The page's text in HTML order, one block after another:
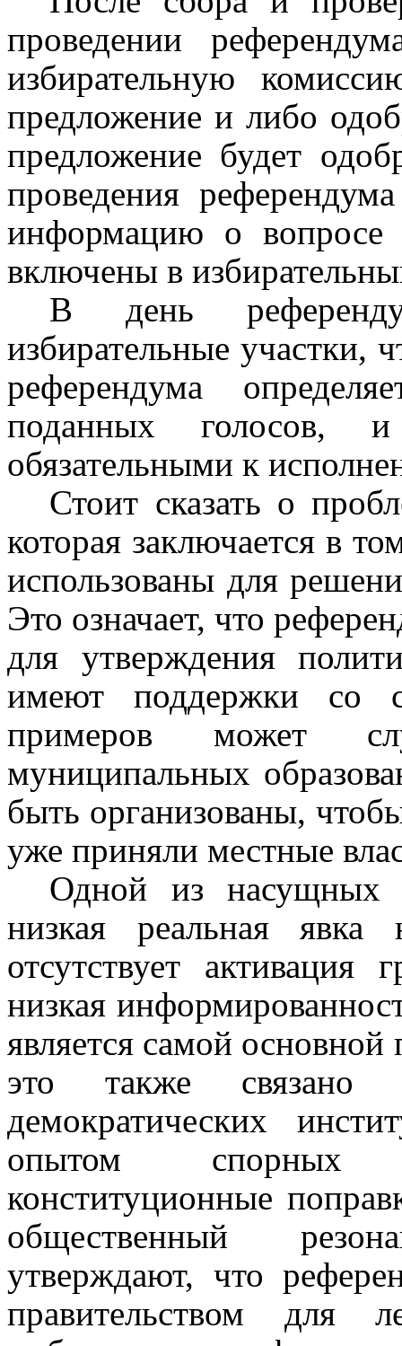
проведении
избирательную
предложение и либо
предложение будет
проведения
информацию о вопросе
включены в
В день
избирательные участки,
референдума
поданных голосов, и
обязательными к
Стоит сказать о
которая заключается в
использованы для
Это означает, что
для утверждения
имеют поддержки со
примеров может
муниципальных
быть организованы,
уже приняли местные
Одной из насущных
низкая реальная
отсутствует активация
низкая
является самой
это также связано
демократических
опытом спорных
конституционные
общественный
утверждают, что
правительством для